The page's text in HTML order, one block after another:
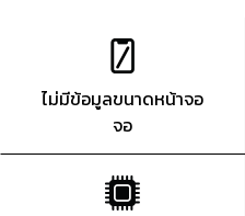
ไม่มีข้อมูลขนาดหน้าจอ
จอ